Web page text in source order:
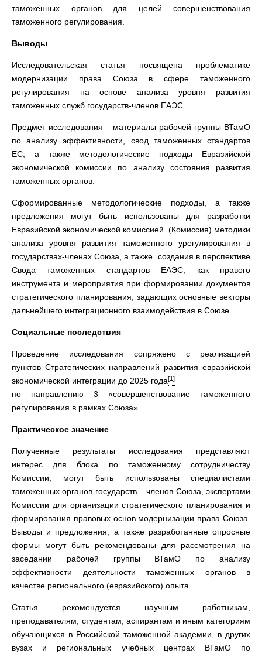
таможенных органов для целей совершенствования
таможенного регулирования.
Выводы
Исследовательская статья посвящена проблематике
модернизации права Союза в сфере таможенного
регулирования на основе анализа уровня развития
таможенных служб государств-членов ЕАЭС.
Предмет исследования – материалы рабочей группы ВТамО
по анализу эффективности, свод таможенных стандартов
ЕС, а также методологические подходы Евразийской
экономической комиссии по анализу состояния развития
таможенных органов.
Сформированные методологические подходы, а также
предложения могут быть использованы для разработки
Евразийской экономической комиссией (Комиссия) методики
анализа уровня развития таможенного урегулирования в
государствах-членах Союза, а также создания в перспективе
Свода таможенных стандартов ЕАЭС, как правого
инструмента и мероприятия при формировании документов
стратегического планирования, задающих основные векторы
дальнейшего интеграционного взаимодействия в Союзе.
Социальные последствия
Проведение исследования сопряжено с реализацией
пунктов Стратегических направлений развития евразийской
экономической интеграции до 2025 года[1]
по направлению 3 «совершенствование таможенного
регулирования в рамках Союза».
Практическое значение
Полученные результаты исследования представляют
интерес для блока по таможенному сотрудничеству
Комиссии, могут быть использованы специалистами
таможенных органов государств – членов Союза, экспертами
Комиссии для организации стратегического планирования и
формирования правовых основ модернизации права Союза.
Выводы и предложения, а также разработанные опросные
формы могут быть рекомендованы для рассмотрения на
заседании рабочей группы ВТамО по анализу
эффективности деятельности таможенных органов в
качестве регионального (евразийского) опыта.
Статья рекомендуется научным работникам,
преподавателям, студентам, аспирантам и иным категориям
обучающихся в Российской таможенной академии, в других
вузах и региональных учебных центрах ВТамО по